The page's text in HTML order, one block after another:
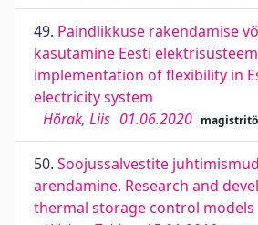
49. Paindlikkuse rakendamise
kasutamine Eesti
implementation of flexibility in
electricity system
Hõrak, Liis 01.06.2020
50. Soojussalvestite
arendamine. Research and
thermal storage control models